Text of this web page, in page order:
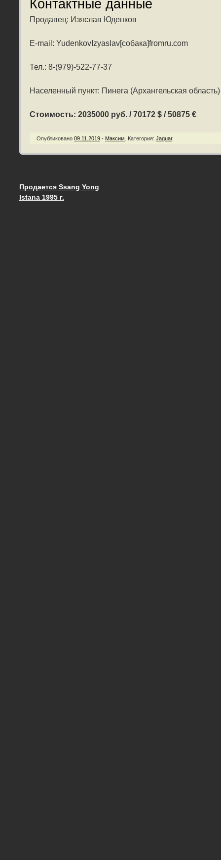
Контактные данные
Продавец: Изяслав Юденков
E-mail: YudenkovIzyaslav[собака]fromru.com
Тел.: 8-(979)-522-77-37
Населенный пункт: Пинега (Архангельская область)
Стоимость: 2035000 руб. / 70172 $ / 50875 €
Опубликовано 09.11.2019 - Максим Категория: Jaguar.
Запись навигация
Продается Ssang Yong
Istana 1995 г.